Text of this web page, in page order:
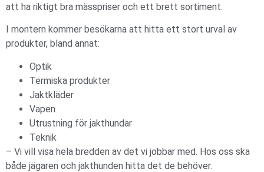
att ha riktigt bra mässpriser och ett brett sortiment.
I montern kommer besökarna att hitta ett stort urval av
produkter, bland annat:
Optik
Termiska produkter
Jaktkläder
Vapen
Utrustning för jakthundar
Teknik
– Vi vill visa hela bredden av det vi jobbar med. Hos oss ska
både jägaren och jakthunden hitta det de behöver.